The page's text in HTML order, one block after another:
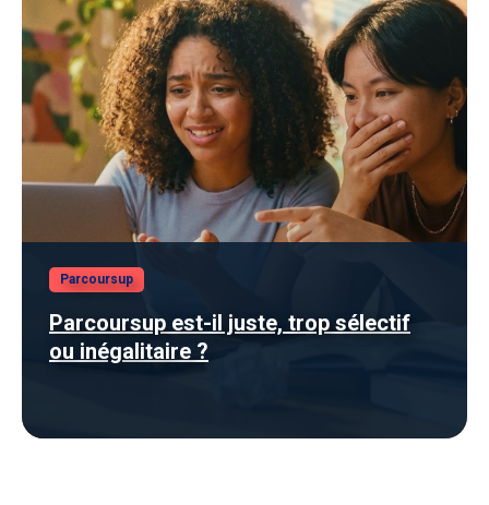
Parcoursup
Parcoursup est-il juste, trop sélectif
ou inégalitaire ?